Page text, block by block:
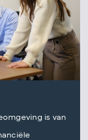
is van